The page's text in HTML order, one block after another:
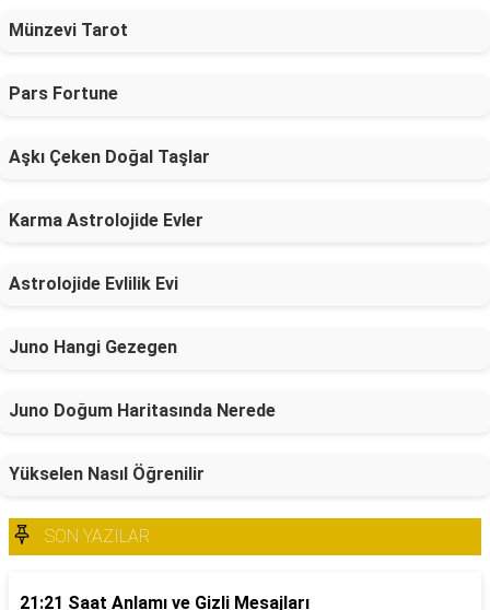
Münzevi Tarot
Pars Fortune
Aşkı Çeken Doğal Taşlar
Karma Astrolojide Evler
Astrolojide Evlilik Evi
Juno Hangi Gezegen
Juno Doğum Haritasında Nerede
Yükselen Nasıl Öğrenilir
SON YAZILAR
21:21 Saat Anlamı ve Gizli Mesajları